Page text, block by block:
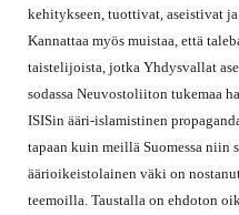
kehitykseen, tuottivat, aseistivat
Kannattaa myös muistaa, että
taistelijoista, jotka Yhdysvallat
sodassa Neuvostoliiton tukemaa
ISISin ääri-islamistinen
tapaan kuin meillä Suomessa niin
äärioikeistolainen väki on
teemoilla. Taustalla on ehdoton